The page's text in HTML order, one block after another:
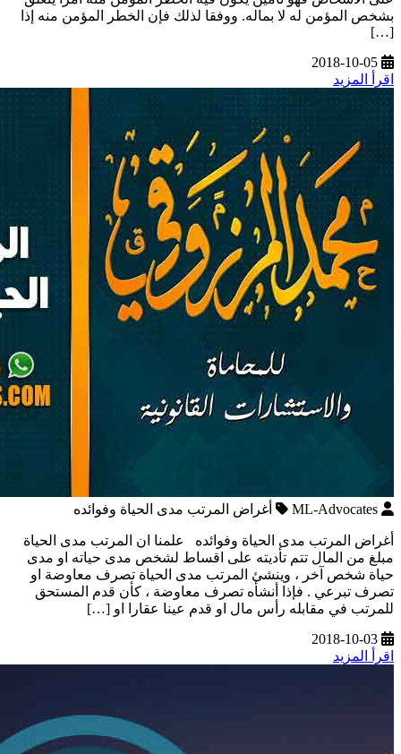
بشخص المؤمن له لا بماله. ووفقا لذلك فإن الخطر المؤمن منه إذا
[…]
2018-10-05
اقرأ المزيد
ML-Advocates أغراض المرتب مدى الحياة وفوائده
أغراض المرتب مدى الحياة وفوائده علمنا ان المرتب مدى الحياة
مبلغ من المال تتم تأديته على اقساط لشخص مدى حياته او مدى
حياة شخص آخر ، وينشئ المرتب مدى الحياة تصرف معاوضة او
تصرف تبرعي . فإذا أنشأه تصرف معاوضة ، كأن قدم المستحق
للمرتب في مقابله رأس مال او قدم عينا عقارا او […]
2018-10-03
اقرأ المزيد